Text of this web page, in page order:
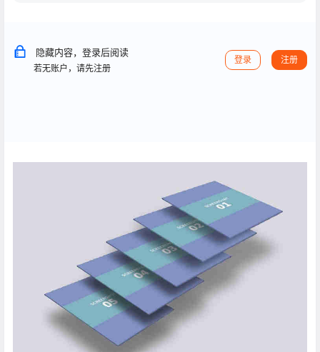
隐藏内容，登录后阅读
若无账户，请先注册
登录 注册